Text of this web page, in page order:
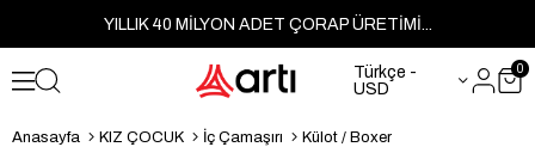
YILLIK 40 MİLYON ADET ÇORAP ÜRETİMİ...
Türkçe -
USD
0
Anasayfa KIZ ÇOCUK İç Çamaşırı Külot / Boxer